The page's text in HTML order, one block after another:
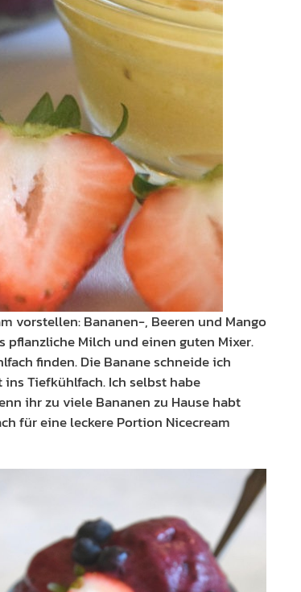
vorstellen: Bananen-, Beeren und Mango
pflanzliche Milch und einen guten Mixer.
finden. Die Banane schneide ich
Tiefkühlfach. Ich selbst habe
ihr zu viele Bananen zu Hause habt
für eine leckere Portion Nicecream